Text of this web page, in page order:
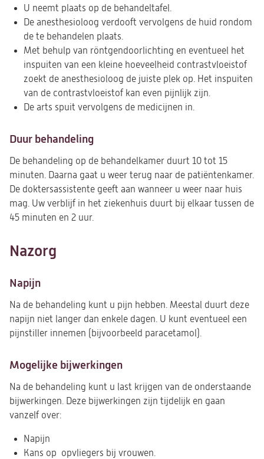
U neemt plaats op de behandeltafel.
De anesthesioloog verdooft vervolgens de huid rondom
de te behandelen plaats.
Met behulp van röntgendoorlichting en eventueel het
inspuiten van een kleine hoeveelheid contrastvloeistof
zoekt de anesthesioloog de juiste plek op. Het inspuiten
van de contrastvloeistof kan even pijnlijk zijn.
De arts spuit vervolgens de medicijnen in.
Duur behandeling
De behandeling op de behandelkamer duurt 10 tot 15
minuten. Daarna gaat u weer terug naar de patiëntenkamer.
De doktersassistente geeft aan wanneer u weer naar huis
mag. Uw verblijf in het ziekenhuis duurt bij elkaar tussen de
45 minuten en 2 uur.
Nazorg
Napijn
Na de behandeling kunt u pijn hebben. Meestal duurt deze
napijn niet langer dan enkele dagen. U kunt eventueel een
pijnstiller innemen (bijvoorbeeld paracetamol).
Mogelijke bijwerkingen
Na de behandeling kunt u last krijgen van de onderstaande
bijwerkingen. Deze bijwerkingen zijn tijdelijk en gaan
vanzelf over:
Napijn
Kans op opvliegers bij vrouwen.